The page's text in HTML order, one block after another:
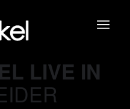
LIVE IN